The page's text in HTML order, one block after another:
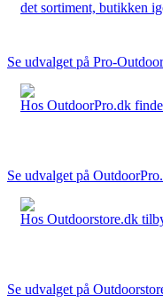
det sortiment, butikken
Se udvalget på Pro-
Hos OutdoorPro.dk
Se udvalget på
Hos Outdoorstore.dk
Se udvalget på